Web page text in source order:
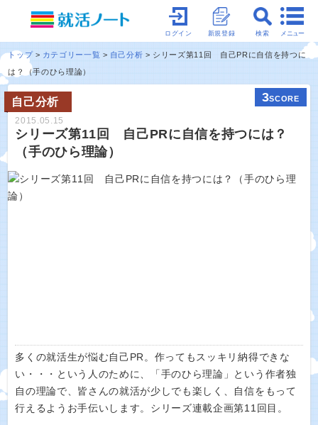
メニュー
検索
新規登録
ログイン
トップ カテゴリー一覧 自己分析
シリーズ第11回 自己PRに自信を持つに
は？（手のひら理論）
自己分析 3SCORE
2015.05.15
シリーズ第11回 自己PRに自信を持つには？
（手のひら理論）
多くの就活生が悩む自己PR。作ってもスッキリ納得できな
い・・・という人のために、「手のひら理論」という作者独
自の理論で、皆さんの就活が少しでも楽しく、自信をもって
行えるようお手伝いします。シリーズ連載企画第11回目。